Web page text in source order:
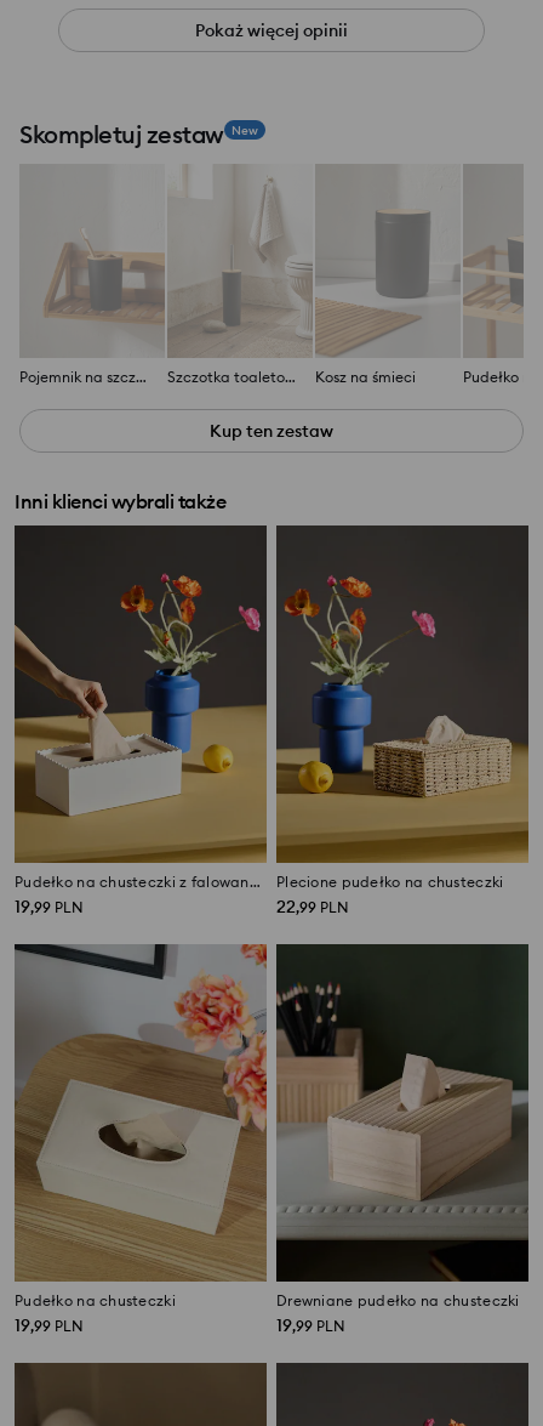
Pokaż więcej opinii
Skompletuj zestaw New
Pojemnik na szczoteczki do zębów Szczotka toaletowa Kosz na śmieci
Kup ten zestaw
Inni klienci wybrali także
Pudełko na chusteczki z falowanym brzegiem
19,99 PLN
Plecione pudełko na chusteczki
22,99 PLN
Pudełko na chusteczki
19,99 PLN
Drewniane pudełko na chusteczki
19,99 PLN